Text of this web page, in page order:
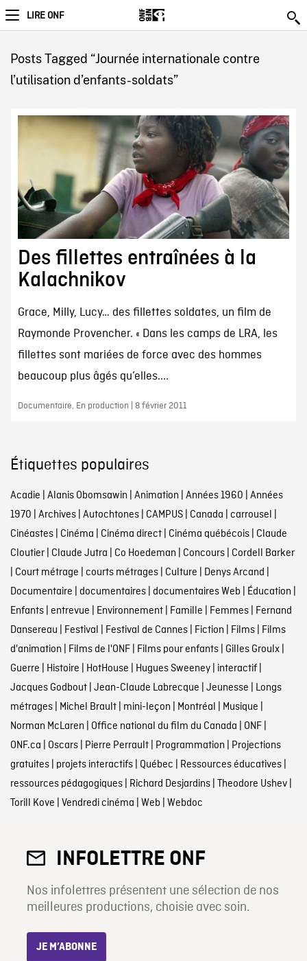
LIRE ONF
Posts Tagged “Journée internationale contre
l’utilisation d’enfants-soldats”
Des fillettes entraînées à la
Kalachnikov
Grace, Milly, Lucy… des fillettes soldates, un film de
Raymonde Provencher. « Dans les camps de LRA, les
fillettes sont mariées de force avec des hommes
beaucoup plus âgés qu’elles....
Documentaire, En production | 8 février 2011
Étiquettes populaires
Acadie | Alanis Obomsawin | Animation | Années 1960 | Années
1970 | Archives| Autochtones| CAMPUS| Canada | carrousel |
Cinéastes| Cinéma | Cinéma direct| Cinéma québécois| Claude
Cloutier| Claude Jutra | Co Hoedeman | Concours| Cordell Barker
| Court métrage | courts métrages| Culture | Denys Arcand |
Documentaire | documentaires| documentaires Web | Éducation |
Enfants| entrevue | Environnement| Famille | Femmes| Fernand
Dansereau | Festival | Festival de Cannes| Fiction | Films| Films
d'animation | Films de l'ONF| Films pour enfants| Gilles Groulx|
Guerre | Histoire | HotHouse | Hugues Sweeney| interactif|
Jacques Godbout| Jean-Claude Labrecque | Jeunesse | Longs
métrages| Michel Brault| mini-leçon | Montréal | Musique |
Norman McLaren | Office national du film du Canada | ONF|
ONF.ca | Oscars| Pierre Perrault| Programmation | Projections
gratuites| projets interactifs| Québec | Ressources éducatives|
ressources pédagogiques| Richard Desjardins| Theodore Ushev|
Torill Kove | Vendredi cinéma | Web | Webdoc
INFOLETTRE ONF
Nos infolettres présentent une sélection de nos
meilleures productions, choisie avec soin.
JE M’ABONNE